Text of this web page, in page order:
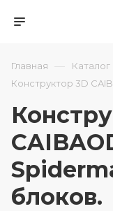
Главная — Каталог
Конструктор 3D
блоков.